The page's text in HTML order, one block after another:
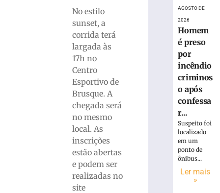
No estilo
sunset, a
corrida terá
largada às
17h no
Centro
Esportivo de
Brusque. A
chegada será
no mesmo
local. As
inscrições
estão abertas
e podem ser
realizadas no
site
mais
Volta
Ciclística
Cidade
Brusque
distribuirá
AGOSTO DE
2026
Homem
é preso
por
incêndio
criminos
o após
confessa
r...
Suspeito foi
localizado
em um
ponto de
ônibus...
Ler mais
»